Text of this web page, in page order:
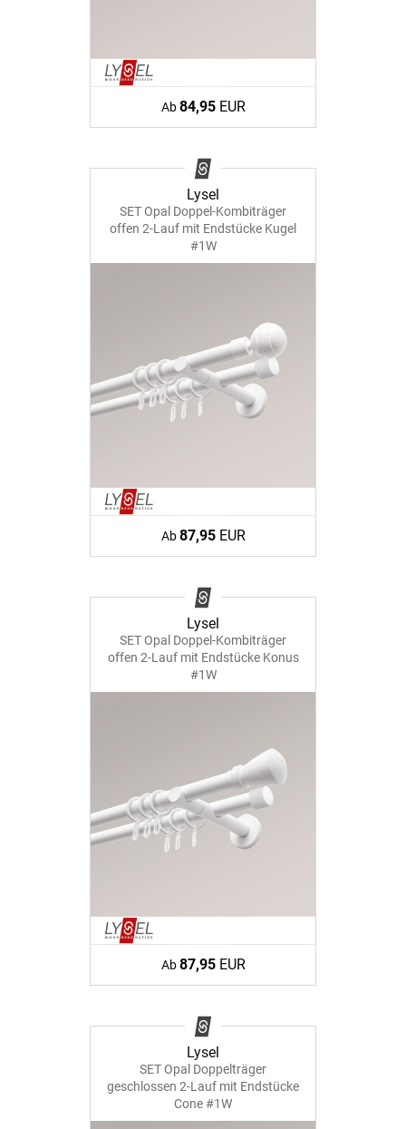
Ab84,95EUR
Lysel
SET Opal Doppel-Kombiträger
offen 2-Lauf mit Endstücke Kugel
#1W
Ab87,95EUR
Lysel
SET Opal Doppel-Kombiträger
offen 2-Lauf mit Endstücke Konus
#1W
Ab87,95EUR
Lysel
SET Opal Doppelträger
geschlossen 2-Lauf mit Endstücke
Cone #1W